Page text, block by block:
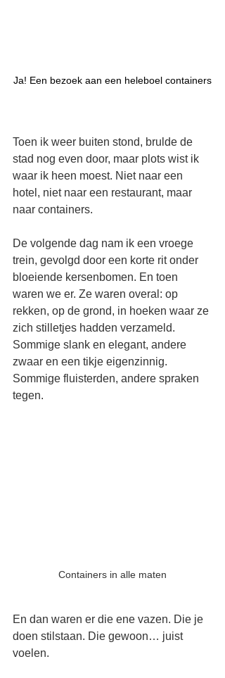
Ja! Een bezoek aan een heleboel containers
Toen ik weer buiten stond, brulde de
stad nog even door, maar plots wist ik
waar ik heen moest. Niet naar een
hotel, niet naar een restaurant, maar
naar containers.
De volgende dag nam ik een vroege
trein, gevolgd door een korte rit onder
bloeiende kersenbomen. En toen
waren we er. Ze waren overal: op
rekken, op de grond, in hoeken waar ze
zich stilletjes hadden verzameld.
Sommige slank en elegant, andere
zwaar en een tikje eigenzinnig.
Sommige fluisterden, andere spraken
tegen.
Containers in alle maten
En dan waren er die ene vazen. Die je
doen stilstaan. Die gewoon… juist
voelen.